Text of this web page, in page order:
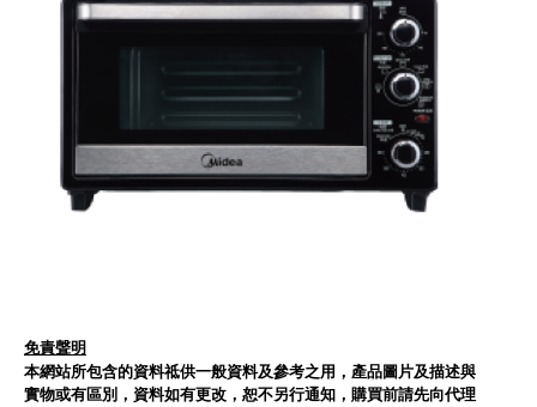
免責聲明
本網站所包含的資料祗供一般資料及參考之用，產品圖片及描述與
實物或有區別，資料如有更改，恕不另行通知，購買前請先向代理